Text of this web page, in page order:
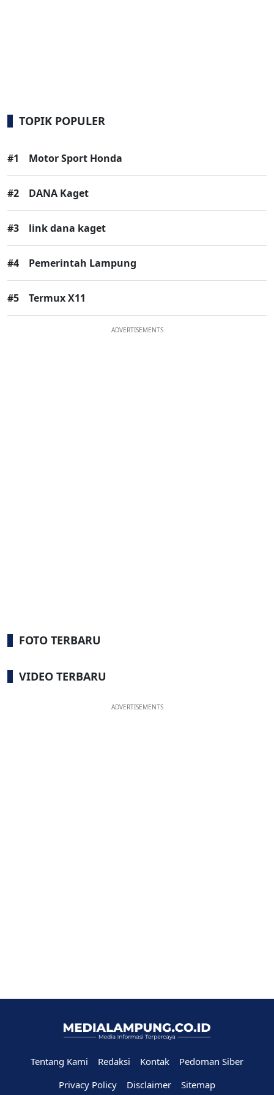
TOPIK POPULER
#1 Motor Sport Honda
#2 DANA Kaget
#3 link dana kaget
#4 Pemerintah Lampung
#5 Termux X11
ADVERTISEMENTS
FOTO TERBARU
VIDEO TERBARU
ADVERTISEMENTS
Tentang Kami Redaksi Kontak
Pedoman Siber
Privacy Policy
Disclaimer Sitemap